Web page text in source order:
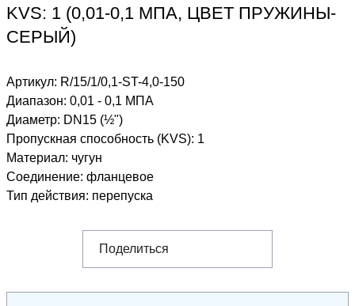
KVS: 1 (0,01-0,1 МПА, ЦВЕТ ПРУЖИНЫ-
СЕРЫЙ)
Артикул: R/15/1/0,1-ST-4,0-150
Диапазон: 0,01 - 0,1 МПА
Диаметр: DN15 (½")
Пропускная способность (KVS): 1
Материал: чугун
Соединение: фланцевое
Тип действия: перепуска
Поделиться